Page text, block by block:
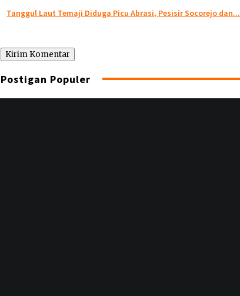
Tanggul Laut Temaji Diduga Picu Abrasi, Pesisir Socorejo dan...
Postigan Populer